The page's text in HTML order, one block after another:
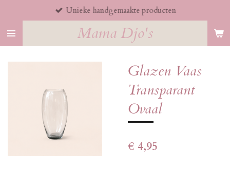
naar
hoofdinhoud
Mama Djo's
Unieke handgemaakte producten
Glazen Vaas
Transparant
Ovaal
€ 4,95